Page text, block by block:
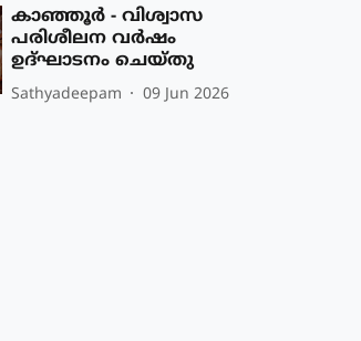
കാഞ്ഞൂർ - വിശ്വാസ
പരിശീലന വർഷം
ഉദ്ഘാടനം ചെയ്തു
Sathyadeepam 09 Jun 2026